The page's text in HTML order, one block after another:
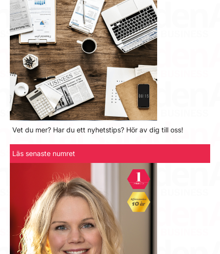
Vet du mer? Har du ett nyhetstips? Hör av dig till oss!
Läs senaste numret